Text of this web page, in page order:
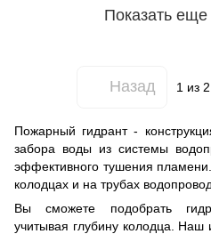
Показать еще
Назад 1 из 2
Пожарный гидрант -
забора воды из системы
эффективного тушения
колодцах и на трубах
Вы сможете подобрать
учитывая глубину колодца. Наш